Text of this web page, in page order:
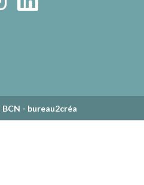
BCN - bureau2créa